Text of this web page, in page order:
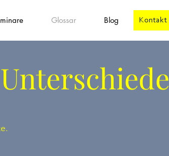
Glossar Blog Kontakt